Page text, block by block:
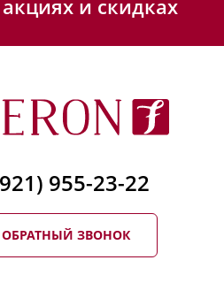
и скидках
955-23-22
ОБРАТНЫЙ ЗВОНОК